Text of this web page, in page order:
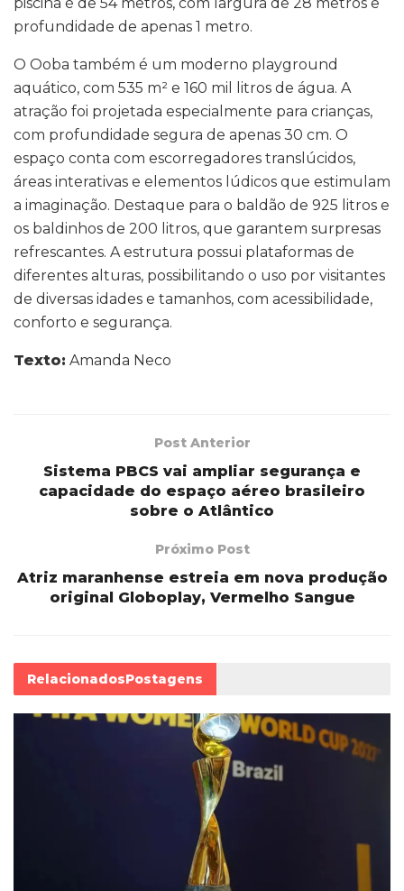
profundidade de apenas 1 metro.
O Ooba também é um moderno playground
aquático, com 535 m² e 160 mil litros de água. A
atração foi projetada especialmente para crianças,
com profundidade segura de apenas 30 cm. O
espaço conta com escorregadores translúcidos,
áreas interativas e elementos lúdicos que estimulam
a imaginação. Destaque para o baldão de 925 litros e
os baldinhos de 200 litros, que garantem surpresas
refrescantes. A estrutura possui plataformas de
diferentes alturas, possibilitando o uso por visitantes
de diversas idades e tamanhos, com acessibilidade,
conforto e segurança.
Texto: Amanda Neco
Post Anterior
Sistema PBCS vai ampliar segurança e
capacidade do espaço aéreo brasileiro
sobre o Atlântico
Próximo Post
Atriz maranhense estreia em nova produção
original Globoplay, Vermelho Sangue
RelacionadosPostagens